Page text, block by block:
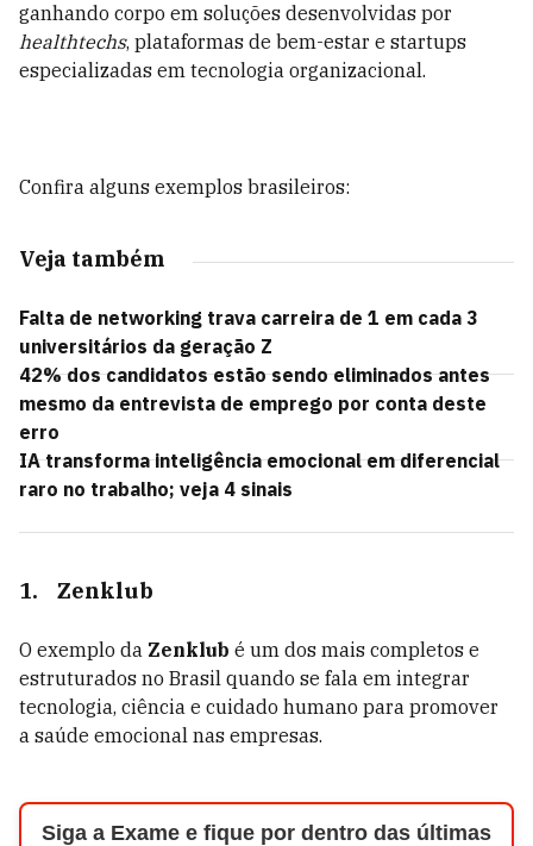
ganhando corpo em soluções desenvolvidas por
healthtechs, plataformas de bem-estar e startups
especializadas em tecnologia organizacional.
Confira alguns exemplos brasileiros:
Veja também
Falta de networking trava carreira de 1 em cada 3
universitários da geração Z
42% dos candidatos estão sendo eliminados antes
mesmo da entrevista de emprego por conta deste
erro
IA transforma inteligência emocional em diferencial
raro no trabalho; veja 4 sinais
1. Zenklub
O exemplo da Zenklub é um dos mais completos e
estruturados no Brasil quando se fala em integrar
tecnologia, ciência e cuidado humano para promover
a saúde emocional nas empresas.
Siga a Exame e fique por dentro das últimas